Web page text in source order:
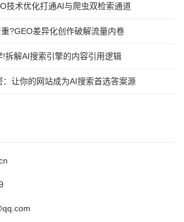
技术优化打通AI与爬虫双检索通道
?GEO差异化创作破解流量内卷
拆解AI搜索引擎的内容引用逻辑
让你的网站成为AI搜索首选答案源